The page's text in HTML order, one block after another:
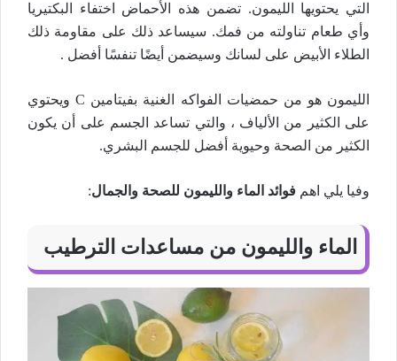
التي يحتويها الليمون. تضمن هذه الأحماض اختفاء البكتيريا
وأي طعام تناولته من فمك. سيساعد ذلك على مقاومة ذلك
الطلاء الأبيض على لسانك وسيضمن أيضًا تنفسًا أفضل .
الليمون هو من حمضيات الفواكه الغنية بفيتامين C ويحتوي
على الكثير من الألياف ، والتي تساعد الجسم على أن يكون
الكثير من الصحة وحيوية أفضل للجسم البشري.
وفيا يلي اهم فوائد الماء والليمون للصحة والجمال:
الماء والليمون من مساعدات الترطيب